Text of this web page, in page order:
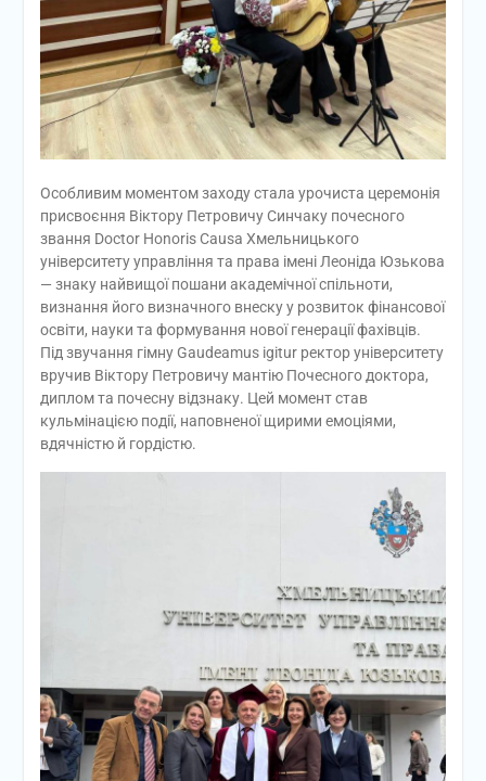
Особливим моментом заходу стала урочиста церемонія
присвоєння Віктору Петровичу Синчаку почесного
звання Doctor Honoris Causa Хмельницького
університету управління та права імені Леоніда Юзькова
— знаку найвищої пошани академічної спільноти,
визнання його визначного внеску у розвиток фінансової
освіти, науки та формування нової генерації фахівців.
Під звучання гімну Gaudeamus igitur ректор університету
вручив Віктору Петровичу мантію Почесного доктора,
диплом та почесну відзнаку. Цей момент став
кульмінацією події, наповненої щирими емоціями,
вдячністю й гордістю.